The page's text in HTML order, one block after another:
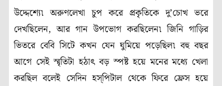
উদ্দেশ্যে৷ অরুণলেখা চুপ করে প্রকৃতিকে দু’চোখ ভরে
দেখছিলেন, আর গান উপভোগ করছিলেন৷ জিনি গাড়ির
ভিতরে বেবি সিটে কখন যেন ঘুমিয়ে পড়েছিল৷ বহু বছর
আগে সেই স্মৃতিটা হঠাৎ বড় স্পষ্ট হয়ে মনের মধ্যে খেলা
করছিল বলেই সেদিন হস্‌পিটাল থেকে ফিরে ফ্রেস হয়ে